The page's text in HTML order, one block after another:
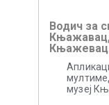
Водич за
Књажавац,
Књажевац
музеј